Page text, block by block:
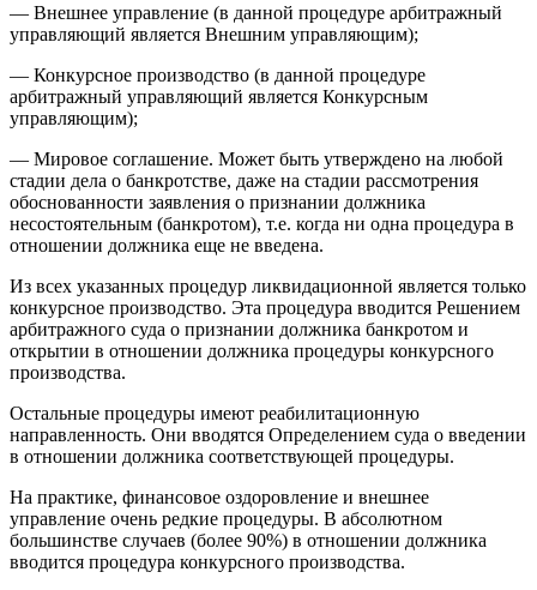
— Внешнее управление (в данной процедуре арбитражный
управляющий является Внешним управляющим);
— Конкурсное производство (в данной процедуре
арбитражный управляющий является Конкурсным
управляющим);
— Мировое соглашение. Может быть утверждено на любой
стадии дела о банкротстве, даже на стадии рассмотрения
обоснованности заявления о признании должника
несостоятельным (банкротом), т.е. когда ни одна процедура в
отношении должника еще не введена.
Из всех указанных процедур ликвидационной является только
конкурсное производство. Эта процедура вводится Решением
арбитражного суда о признании должника банкротом и
открытии в отношении должника процедуры конкурсного
производства.
Остальные процедуры имеют реабилитационную
направленность. Они вводятся Определением суда о введении
в отношении должника соответствующей процедуры.
На практике, финансовое оздоровление и внешнее
управление очень редкие процедуры. В абсолютном
большинстве случаев (более 90%) в отношении должника
вводится процедура конкурсного производства.